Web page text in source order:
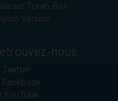
Torah-Box
Version
nous...
Twitter
Facebook
YouTube